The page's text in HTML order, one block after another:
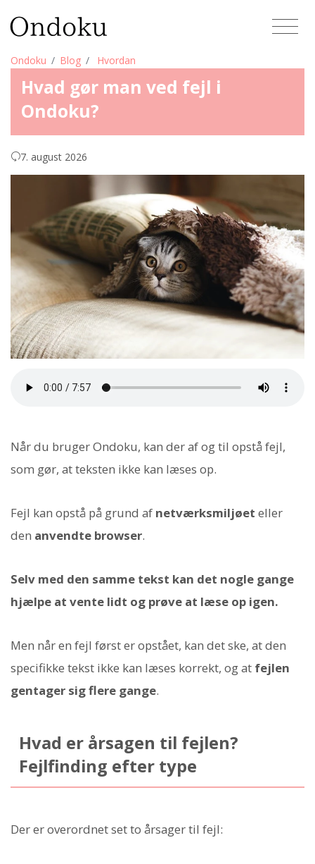
Ondoku Blog Hvordan
Hvad gør man ved fejl i
Ondoku?
7. august 2026
Når du bruger Ondoku, kan der af og til opstå fejl,
som gør, at teksten ikke kan læses op.
Fejl kan opstå på grund af netværksmiljøet eller
den anvendte browser.
Selv med den samme tekst kan det nogle gange
hjælpe at vente lidt og prøve at læse op igen.
Men når en fejl først er opstået, kan det ske, at den
specifikke tekst ikke kan læses korrekt, og at fejlen
gentager sig flere gange.
Hvad er årsagen til fejlen?
Fejlfinding efter type
Der er overordnet set to årsager til fejl: